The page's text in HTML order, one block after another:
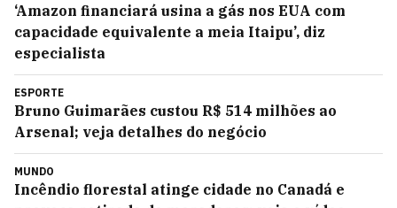
‘Amazon financiará usina a gás nos EUA com
capacidade equivalente a meia Itaipu’, diz
especialista
ESPORTE
Bruno Guimarães custou R$ 514 milhões ao
Arsenal; veja detalhes do negócio
MUNDO
Incêndio florestal atinge cidade no Canadá e